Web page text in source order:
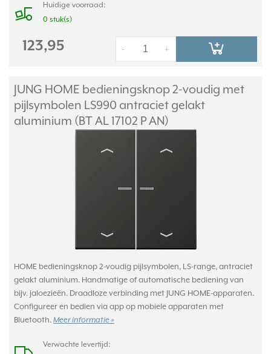
Huidige voorraad:
0 stuk(s)
123,95 +
-
JUNG HOME bedieningsknop 2-voudig met
pijlsymbolen LS990 antraciet gelakt
aluminium (BT AL 17102 P AN)
HOME bedieningsknop 2-voudig pijlsymbolen, LS-range, antraciet
gelakt aluminium. Handmatige of automatische bediening van
bijv. jaloezieën. Draadloze verbinding met JUNG HOME-apparaten.
Configureer en bedien via app op mobiele apparaten met
Bluetooth. Meer informatie »
Verwachte levertijd: